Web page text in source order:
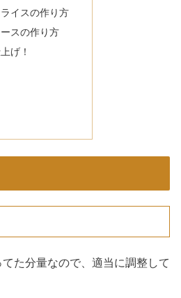
イスの作り方
スの作り方
げ！
た分量なので、適当に調整して